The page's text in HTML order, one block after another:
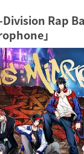
-Division Rap
」